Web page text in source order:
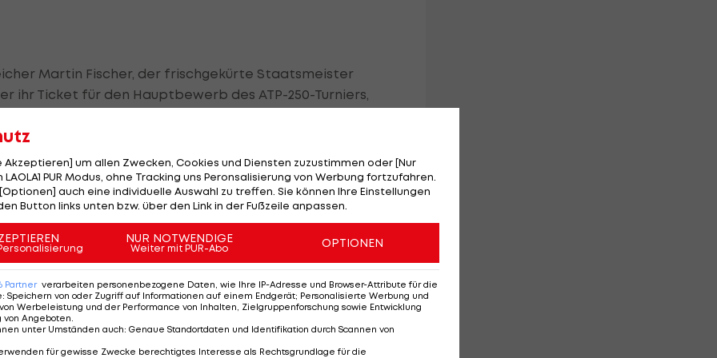
Martin Fischer, der frischgekürte Staatsmeister
ihr Ticket für den Hauptbewerb des ATP-250-Turniers,
fix.
(17.00 Uhr) auf den als Nummer fünf gesetzten
schwere Aufgabe ist, ich habe aber meine Chancen",
Vorfeld.
439 Plätze von dem als Nummer 59 geführten
Akzeptieren] um allen Zwecken, Cookies und Diensten zuzustimmen oder [Nur
PUR Modus, ohne Tracking uns Peronsalisierung von Werbung fortzufahren.
auch eine individuelle Auswahl zu treffen. Sie können Ihre Einstellungen
Button links unten bzw. über den Link in der Fußzeile anpassen.
NUR NOTWENDIGE
Weiter mit PUR-Abo OPTIONEN
Partner verarbeiten personenbezogene Daten, wie Ihre IP-Adresse und Browser-Attribute für die
: Speichern von oder Zugriff auf Informationen auf einem Endgerät; Personalisierte Werbung und
Werbeleistung und der Performance von Inhalten, Zielgruppenforschung sowie Entwicklung
von Angeboten
unter Umständen auch: Genaue Standortdaten und Identifikation durch Scannen von
für gewisse Zwecke berechtigtes Interesse als Rechtsgrundlage für die